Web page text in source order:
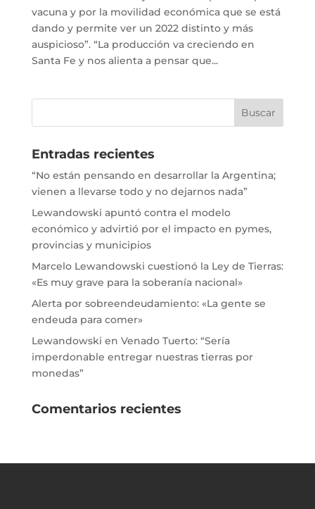
vacuna y por la movilidad económica que se está
dando y permite ver un 2022 distinto y más
auspicioso”. “La producción va creciendo en
Santa Fe y nos alienta a pensar que...
Entradas recientes
“No están pensando en desarrollar la Argentina;
vienen a llevarse todo y no dejarnos nada”
Lewandowski apuntó contra el modelo
económico y advirtió por el impacto en pymes,
provincias y municipios
Marcelo Lewandowski cuestionó la Ley de Tierras:
«Es muy grave para la soberanía nacional»
Alerta por sobreendeudamiento: «La gente se
endeuda para comer»
Lewandowski en Venado Tuerto: “Sería
imperdonable entregar nuestras tierras por
monedas”
Comentarios recientes